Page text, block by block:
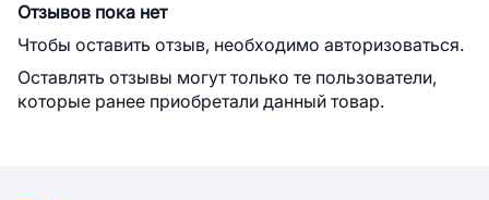
Отзывов пока нет
Чтобы оставить отзыв, необходимо авторизоваться.
Оставлять отзывы могут только те пользователи,
которые ранее приобретали данный товар.